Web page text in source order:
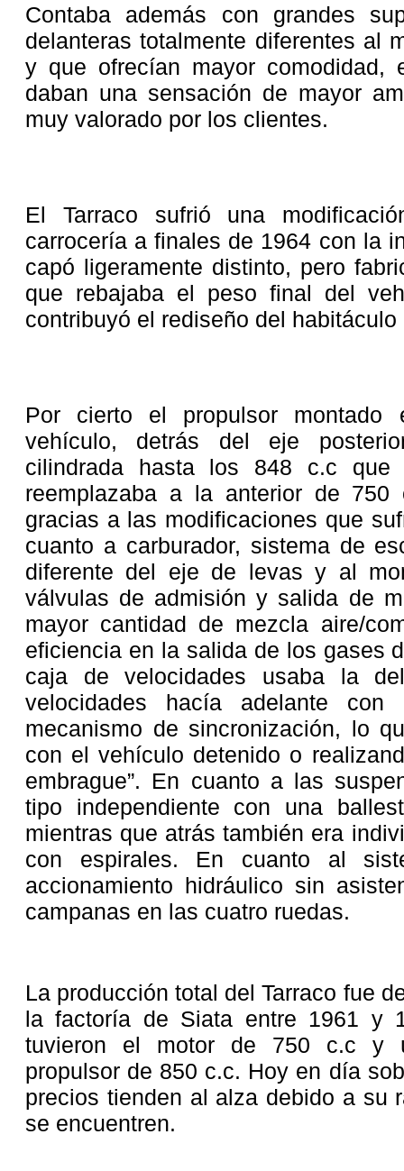
Contaba además con grandes
delanteras totalmente diferentes al
y que ofrecían mayor comodidad,
daban una sensación de mayor
muy valorado por los clientes.
El Tarraco sufrió una
carrocería a finales de 1964 con la
capó ligeramente distinto, pero
que rebajaba el peso final del
contribuyó el rediseño del habitáculo
Por cierto el propulsor
vehículo, detrás del eje
cilindrada hasta los 848 c.c
reemplazaba a la anterior de
gracias a las modificaciones que
cuanto a carburador, sistema de
diferente del eje de levas y al
válvulas de admisión y salida de
mayor cantidad de mezcla aire/
eficiencia en la salida de los gases
caja de velocidades usaba la
velocidades hacía adelante
mecanismo de sincronización, lo
con el vehículo detenido o
embrague”. En cuanto a las
tipo independiente con una
mientras que atrás también era
con espirales. En cuanto al
accionamiento hidráulico sin
campanas en las cuatro ruedas.
La producción total del Tarraco fue
la factoría de Siata entre 1961 y
tuvieron el motor de 750 c.c y
propulsor de 850 c.c. Hoy en día
precios tienden al alza debido a su
se encuentren.